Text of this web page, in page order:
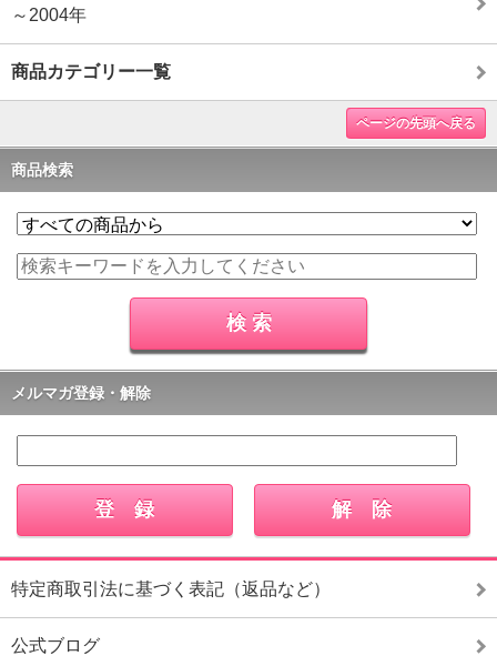
～2004年
商品カテゴリー一覧
ページの先頭へ戻る
商品検索
メルマガ登録・解除
特定商取引法に基づく表記（返品など）
公式ブログ